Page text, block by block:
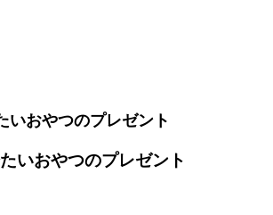
いおやつのプレゼント
いおやつのプレゼント